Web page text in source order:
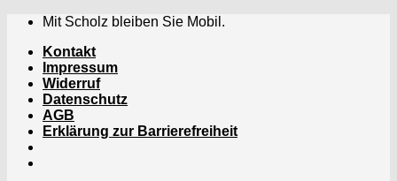
Zum
springen
Mit Scholz bleiben Sie Mobil.
Kontakt
Impressum
Widerruf
Datenschutz
AGB
Erklärung zur Barrierefreiheit